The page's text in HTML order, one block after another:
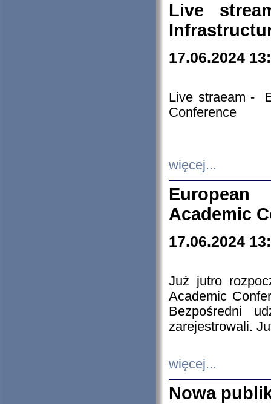
Live
17.06.2024
Live straeam -
Conference
więcej...
European
Academic
17.06.2024
Już jutro
Academic
Bezpośredni
zarejestrowali.
więcej...
Nowa